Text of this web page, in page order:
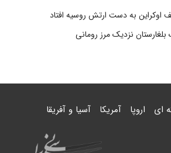
اوکراین به دست ارتش روسیه افتاد
نزدیک مرز رومانی
ای اروپا آمریکا آسیا و آفریقا